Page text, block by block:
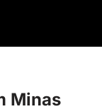
Minas